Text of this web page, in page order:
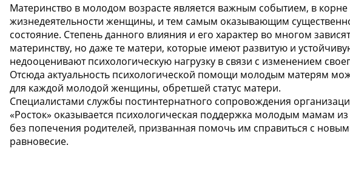
Материнство в молодом возрасте является важным событием, в
жизнедеятельности женщины, и тем самым оказывающим
состояние. Степень данного влияния и его характер во многом
материнству, но даже те матери, которые имеют развитую и
недооценивают психологическую нагрузку в связи с изменением
Отсюда актуальность психологической помощи молодым матерям
для каждой молодой женщины, обретшей статус матери.
Специалистами службы постинтернатного сопровождения
«Росток» оказывается психологическая поддержка молодым мамам
без попечения родителей, призванная помочь им справиться с
равновесие.